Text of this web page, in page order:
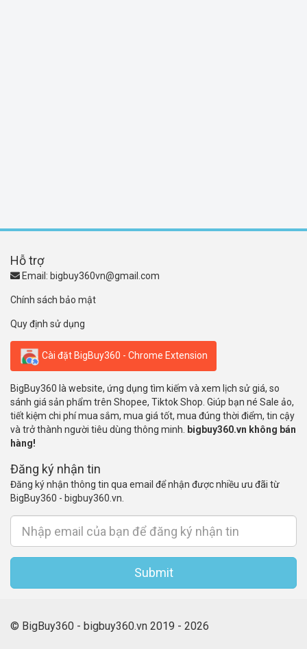
Hỗ trợ
Email: bigbuy360vn@gmail.com
Chính sách bảo mật
Quy định sử dụng
Cài đặt BigBuy360 - Chrome Extension
BigBuy360 là website, ứng dụng tìm kiếm và xem lịch sử giá, so
sánh giá sản phẩm trên Shopee, Tiktok Shop. Giúp bạn né Sale ảo,
tiết kiệm chi phí mua sắm, mua giá tốt, mua đúng thời điểm, tin cậy
và trở thành người tiêu dùng thông minh.
bigbuy360.vn không bán
hàng!
Đăng ký nhận tin
Đăng ký nhận thông tin qua email để nhận được nhiều ưu đãi từ
BigBuy360 - bigbuy360.vn.
Submit
© BigBuy360 - bigbuy360.vn 2019 - 2026